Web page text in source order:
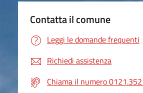
Contatta il comune
Leggi le domande frequenti
Richiedi assistenza
Chiama il numero